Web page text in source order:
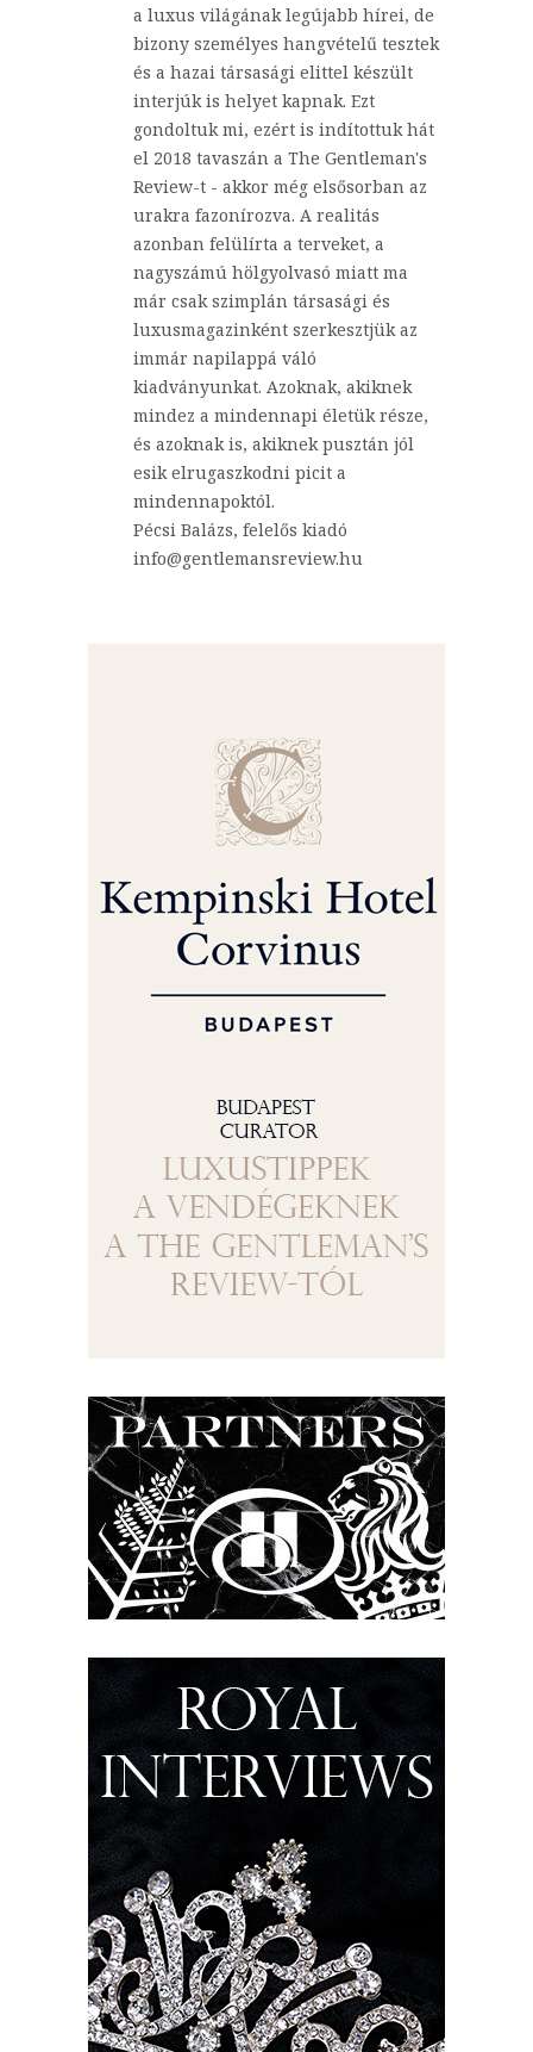
a luxus világának legújabb hírei, de
bizony személyes hangvételű tesztek
és a hazai társasági elittel készült
interjúk is helyet kapnak. Ezt
gondoltuk mi, ezért is indítottuk hát
el 2018 tavaszán a The Gentleman's
Review-t - akkor még elsősorban az
urakra fazonírozva. A realitás
azonban felülírta a terveket, a
nagyszámú hölgyolvasó miatt ma
már csak szimplán társasági és
luxusmagazinként szerkesztjük az
immár napilappá váló
kiadványunkat. Azoknak, akiknek
mindez a mindennapi életük része,
és azoknak is, akiknek pusztán jól
esik elrugaszkodni picit a
mindennapoktól.
Pécsi Balázs, felelős kiadó
info@gentlemansreview.hu